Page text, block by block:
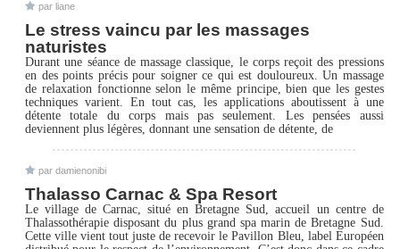
par liane
Le stress vaincu par les massages
naturistes
Durant une séance de massage classique, le corps reçoit des pressions
en des points précis pour soigner ce qui est douloureux. Un massage
de relaxation fonctionne selon le même principe, bien que les gestes
techniques varient. En tout cas, les applications aboutissent à une
détente totale du corps mais pas seulement. Les pensées aussi
deviennent plus légères, donnant une sensation de détente, de
par damienonibi
Thalasso Carnac & Spa Resort
Le village de Carnac, situé en Bretagne Sud, accueil un centre de
Thalassothérapie disposant du plus grand spa marin de Bretagne Sud.
Cette ville vient tout juste de recevoir le Pavillon Bleu, label Européen